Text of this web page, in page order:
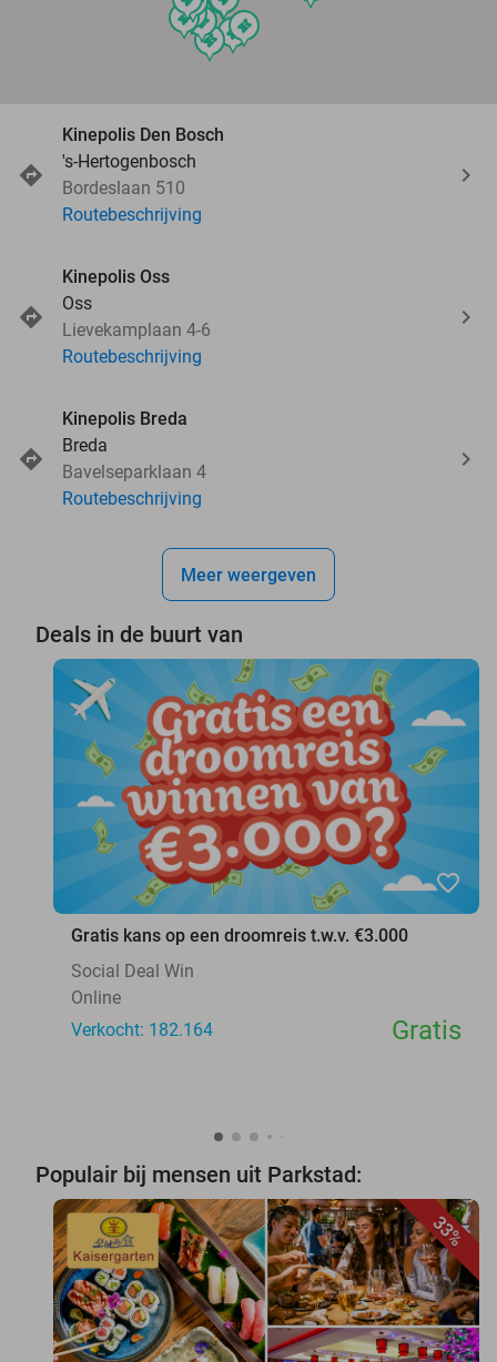
eventsevents
events
events
events
events
Kinepolis Den Bosch
's-Hertogenbosch
Bordeslaan 510
Routebeschrijving
Kinepolis Oss
Oss
Lievekamplaan 4-6
Routebeschrijving
Kinepolis Breda
Breda
Bavelseparklaan 4
Routebeschrijving
Meer weergeven
Deals in de buurt van
favorite_border
Gratis kans op een droomreis t.w.v. €3.000
Social Deal Win
Online
Verkocht: 182.164
Gratis
Populair bij mensen uit Parkstad:
33%